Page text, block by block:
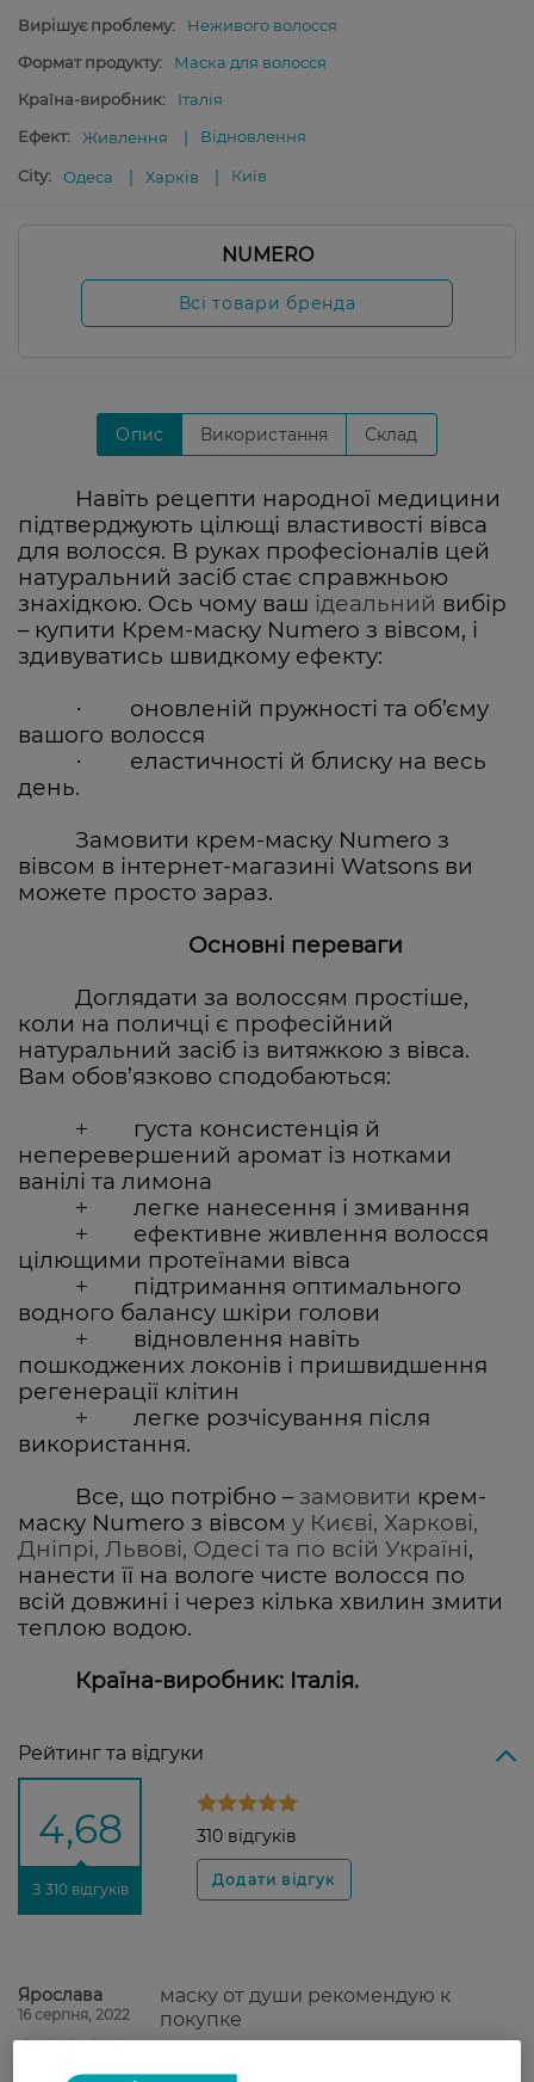
Вирішує проблему:
Неживого волосся
Формат продукту:
Маска для волосся
Країна-виробник:
Італія
Ефект:
Живлення Відновлення
City: Одеса Харків Київ
NUMERO
Всі товари бренда
Опис Використання Склад
Навіть рецепти народної медицини
підтверджують цілющі властивості вівса
для волосся. В руках професіоналів цей
натуральний засіб стає справжньою
знахідкою. Ось чому ваш ідеальний вибір
– купити Крем-маску Numero з вівсом, і
здивуватись швидкому ефекту:
·
оновленій пружності та об’єму
вашого волосся
·
еластичності й блиску на весь
день.
Замовити крем-маску Numero з
вівсом в інтернет-магазині Watsons ви
можете просто зараз.
Основні переваги
Доглядати за волоссям простіше,
коли на поличці є професійний
натуральний засіб із витяжкою з вівса.
Вам обов’язково сподобаються:
+
густа консистенція й
неперевершений аромат із нотками
ванілі та лимона
+ легке нанесення і змивання
+
ефективне живлення волосся
цілющими протеїнами вівса
+
підтримання оптимального
водного балансу шкіри голови
+
відновлення навіть
пошкоджених локонів і пришвидшення
регенерації клітин
+
легке розчісування після
використання.
Все, що потрібно –замовити крем-
маску Numero з вівсом у Києві, Харкові,
Дніпрі, Львові, Одесі та по всій Україні,
нанести її на вологе чисте волосся по
всій довжині і через кілька хвилин змити
теплою водою.
Країна-виробник: Італія.
Рейтинг та відгуки
4,68
З 310 відгуків
310 відгуків
Ярослава
16 серпня, 2022
маску от души рекомендую к
покупке